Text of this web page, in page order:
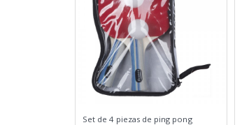
Set de 4 piezas de ping pong